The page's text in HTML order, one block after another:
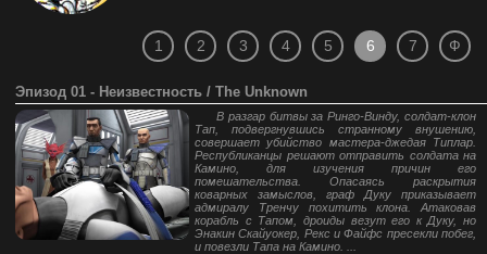
1 2 3 4 5 6 7 Ф
Эпизод 01 - Неизвестность / The Unknown
В разгар битвы за Ринго-Винду, солдат-клон
Тап, подвергнувшись странному внушению,
совершает убийство мастера-джедая Типлар.
Республиканцы решают отправить солдата на
Камино, для изучения причин его
помешательства. Опасаясь раскрытия
коварных замыслов, граф Дуку приказывает
адмиралу Тренчу похитить клона. Атаковав
корабль с Тапом, дроиды везут его к Дуку, но
Энакин Скайуокер, Рекс и Файфс пресекли побег,
и повезли Тапа на Камино. ...